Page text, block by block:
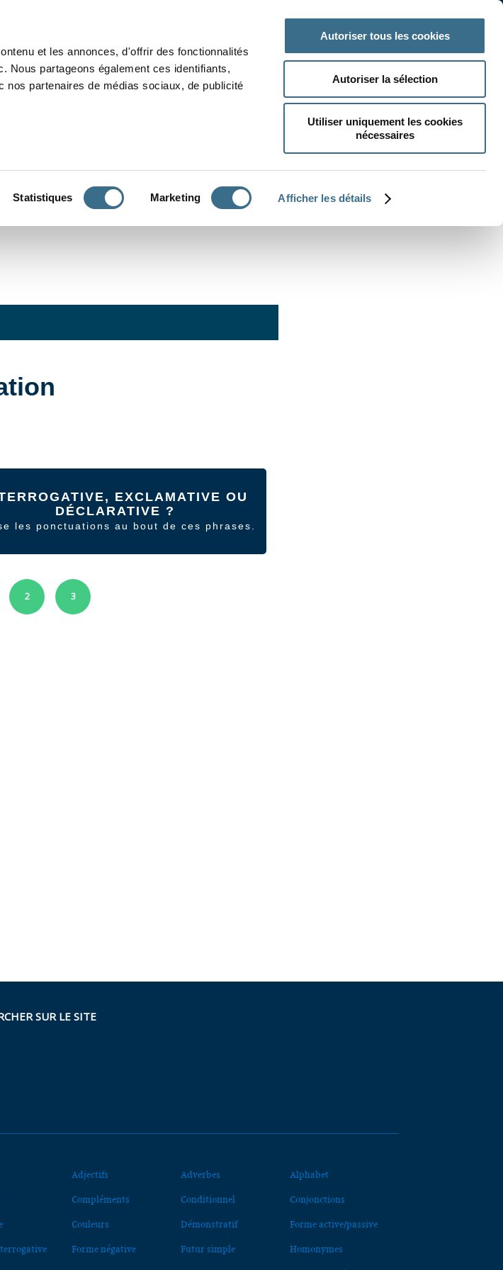
et les annonces, d'offrir des fonctionnalités
Nous partageons également ces identifiants,
partenaires de médias sociaux, de publicité
Statistiques Marketing Afficher les détails
Autoriser tous les cookies
Autoriser la sélection
Utiliser uniquement les cookies
nécessaires
EXCLAMATIVE OU
DÉCLARATIVE ?
les ponctuations au bout de ces phrases.
2 3
SUR LE SITE
Adjectifs Adverbes Alphabet
Compléments Conditionnel Conjonctions
Couleurs Démonstratif Forme active/passive
Forme négative Futur simple Homonymes